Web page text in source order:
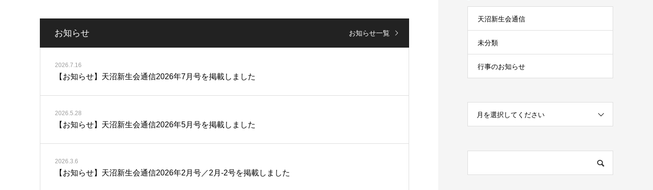
お知らせ
2026.7.16
【お知らせ】天沼新生会通信2026年7月号を掲載しました
2026.5.28
【お知らせ】天沼新生会通信2026年5月号を掲載しました
2026.3.6
【お知らせ】天沼新生会通信2026年2月号／2月-2号を掲載しました
お知らせ一覧
天沼新生会通信
未分類
行事のお知らせ
月を選択してください